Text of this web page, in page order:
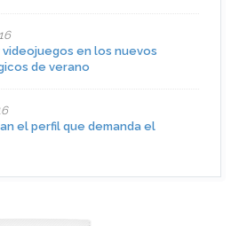
en los nuevos
de verano
el perfil que demanda el